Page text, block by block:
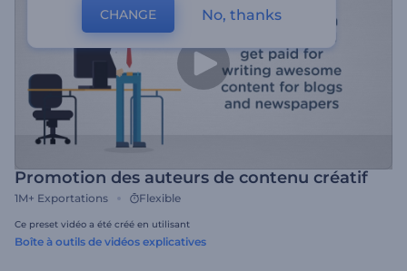
Promotion des auteurs de contenu créatif
1M+ Exportations Flexible
Ce preset vidéo a été créé en utilisant
Boîte à outils de vidéos explicatives
CHANGE No, thanks